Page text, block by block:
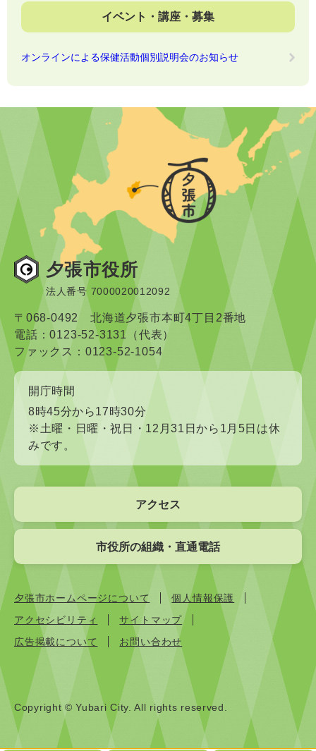
イベント・講座・募集
オンラインによる保健活動個別説明会のお知らせ
夕張市役所
法人番号 7000020012092
〒068-0492 北海道夕張市本町4丁目2番地
電話：0123-52-3131（代表）
ファックス：0123-52-1054
開庁時間
8時45分から17時30分
※土曜・日曜・祝日・12月31日から1月5日は休
みです。
アクセス
市役所の組織・直通電話
夕張市ホームページについて
個人情報保護
アクセシビリティ
サイトマップ
広告掲載について
お問い合わせ
Copyright © Yubari City. All rights reserved.